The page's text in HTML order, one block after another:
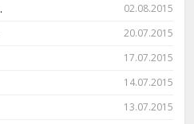
02.08.2015
20.07.2015
17.07.2015
14.07.2015
13.07.2015